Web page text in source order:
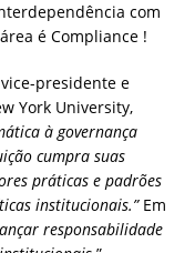
com
é Compliance !
presidente e
York University,
à governança
cumpra suas
práticas e padrões
institucionais.” Em
responsabilidade